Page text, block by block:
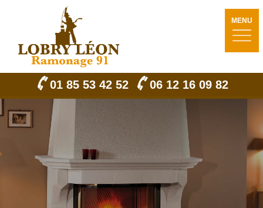
MENU
01 85 53 42 52 06 12 16 09 82